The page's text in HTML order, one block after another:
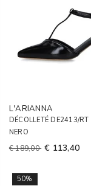
L'ARIANNA
DÉCOLLETÉ DE2413/
NERO
€ 189,00 € 113,40
50%